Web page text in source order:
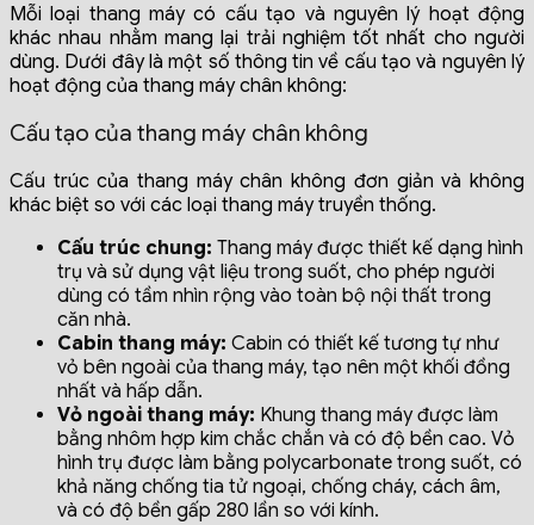
Mỗi loại thang máy có cấu tạo và nguyên lý hoạt động
khác nhau nhằm mang lại trải nghiệm tốt nhất cho người
dùng. Dưới đây là một số thông tin về cấu tạo và nguyên lý
hoạt động của thang máy chân không:
Cấu tạo của thang máy chân không
Cấu trúc của thang máy chân không đơn giản và không
khác biệt so với các loại thang máy truyền thống.
Cấu trúc chung: Thang máy được thiết kế dạng hình
trụ và sử dụng vật liệu trong suốt, cho phép người
dùng có tầm nhìn rộng vào toàn bộ nội thất trong
căn nhà.
Cabin thang máy: Cabin có thiết kế tương tự như
vỏ bên ngoài của thang máy, tạo nên một khối đồng
nhất và hấp dẫn.
Vỏ ngoài thang máy: Khung thang máy được làm
bằng nhôm hợp kim chắc chắn và có độ bền cao. Vỏ
hình trụ được làm bằng polycarbonate trong suốt, có
khả năng chống tia tử ngoại, chống cháy, cách âm,
và có độ bền gấp 280 lần so với kính.